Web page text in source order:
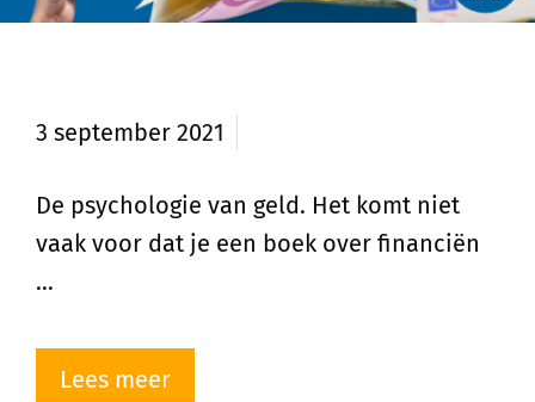
3 september 2021
De psychologie van geld. Het komt niet
vaak voor dat je een boek over financiën
…
Lees meer